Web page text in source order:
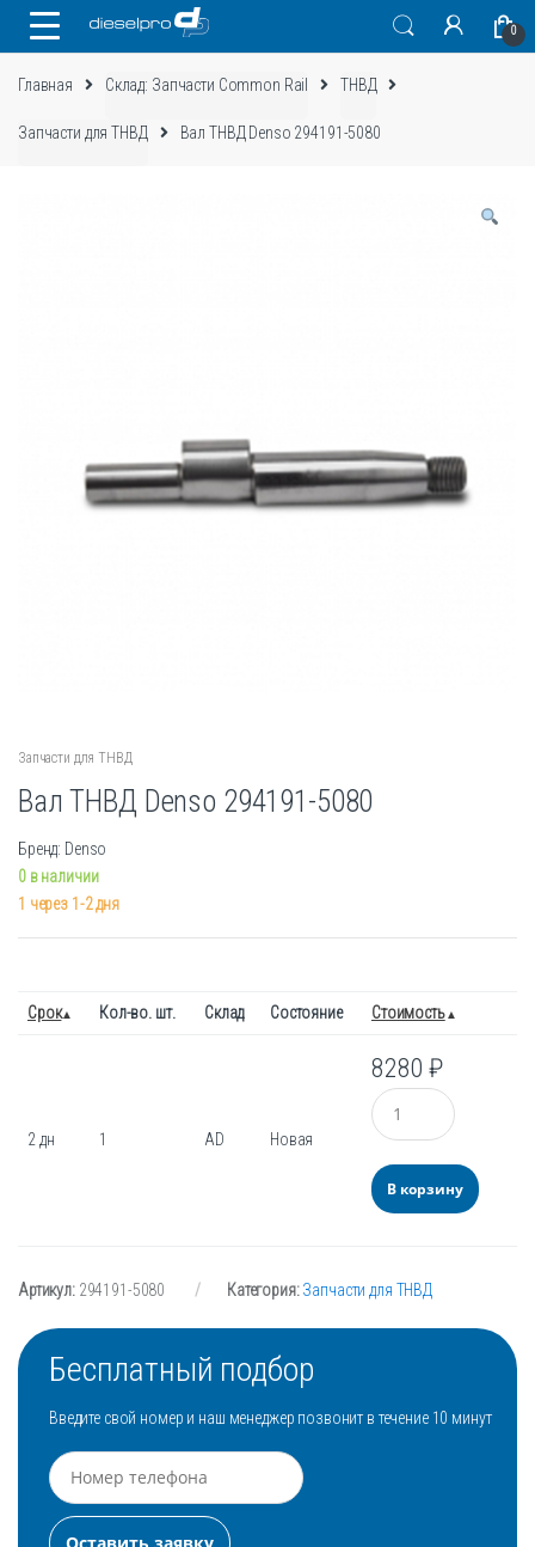
0
Главная Склад: Запчасти Common Rail ТНВД
Запчасти для ТНВД Вал ТНВД Denso 294191-5080
Запчасти для ТНВД
Вал ТНВД Denso 294191-5080
Бренд: Denso
0 в наличии
1 через 1-2 дня
Срок Кол-во. шт. Склад Состояние Стоимость
2 дн 1 AD Новая
8280₽
Количество
В корзину
Артикул: 294191-5080 Категория:Запчасти для ТНВД
Бесплатный подбор
Введите свой номер и наш менеджер позвонит в течение 10 минут